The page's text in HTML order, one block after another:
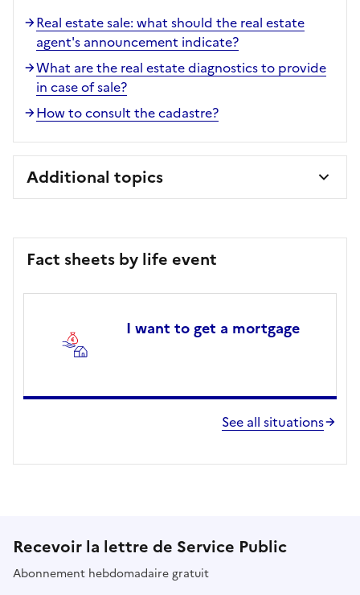
Real estate sale: what should the real estate
agent's announcement indicate?
What are the real estate diagnostics to provide
in case of sale?
How to consult the cadastre?
Additional topics
Fact sheets by life event
I want to get a mortgage
See all situations
Recevoir la lettre de Service Public
Abonnement hebdomadaire gratuit